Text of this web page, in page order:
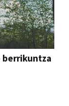
berrikuntza